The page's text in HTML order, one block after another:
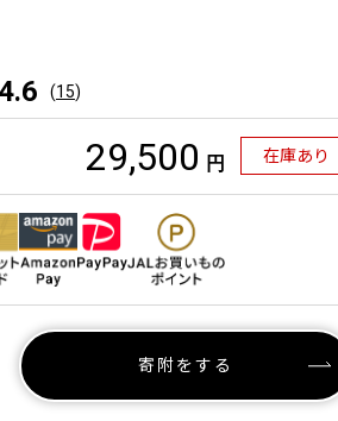
(15)
29,500 円 在庫あり
寄附をする